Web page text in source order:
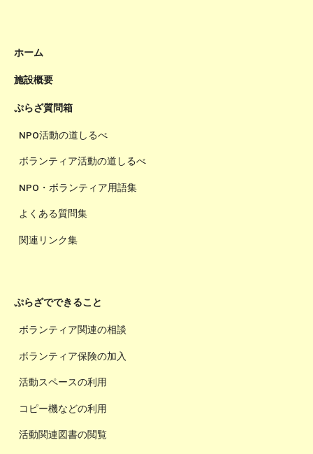
ホーム
施設概要
ぷらざ質問箱
NPO活動の道しるべ
ボランティア活動の道しるべ
NPO・ボランティア用語集
よくある質問集
関連リンク集
ぷらざでできること
ボランティア関連の相談
ボランティア保険の加入
活動スペースの利用
コピー機などの利用
活動関連図書の閲覧